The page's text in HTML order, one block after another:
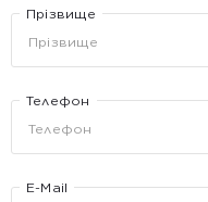
Прізвище
Телефон
E-Mail